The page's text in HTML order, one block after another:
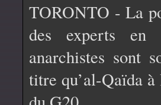
TORONTO - La
des experts en
anarchistes sont
titre qu’al-Qaïda à